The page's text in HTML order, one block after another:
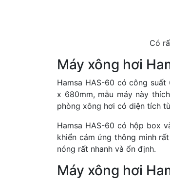
Có
Máy xông hơi
Hamsa HAS-60 có công
x 680mm, mẫu máy này
phòng xông hơi có diện tích
Hamsa HAS-60 có hộp box
khiển cảm ứng thông minh
nóng rất nhanh và ổn định.
Máy xông hơi